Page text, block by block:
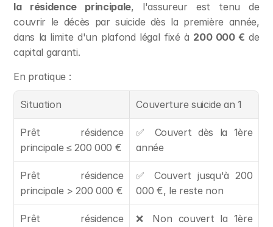
la résidence principale, l'assureur est tenu de
couvrir le décès par suicide dès la première année,
dans la limite d'un plafond légal fixé à 200 000 € de
capital garanti.
En pratique :
Situation Couverture suicide an 1
Prêt résidence
principale ≤ 200 000 €
✅ Couvert dès la 1ère
année
Prêt résidence
principale > 200 000 €
✅ Couvert jusqu'à 200
000 €, le reste non
Prêt résidence
❌ Non couvert la 1ère